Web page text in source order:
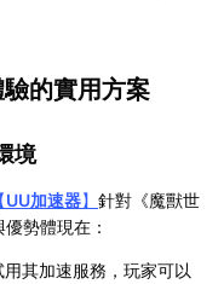
的實用方案
境
【UU加速器】 針對《魔獸世
勢體現在：
用其加速服務，玩家可以